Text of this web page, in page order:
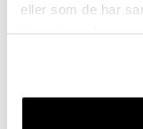
eller som de har